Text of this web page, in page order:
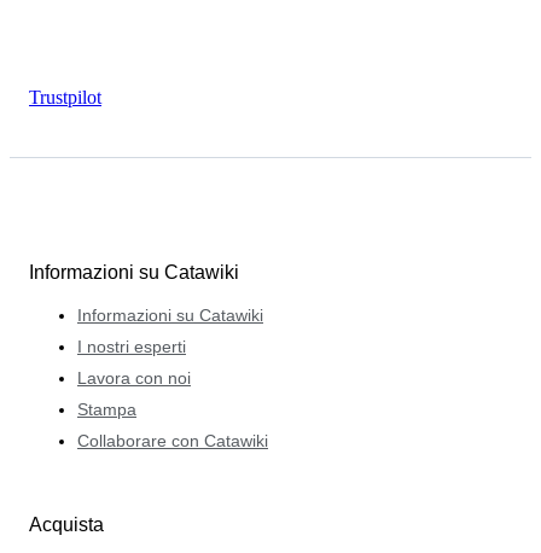
Trustpilot
Informazioni su Catawiki
Informazioni su Catawiki
I nostri esperti
Lavora con noi
Stampa
Collaborare con Catawiki
Acquista